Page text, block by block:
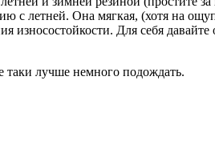
с летней. Она мягкая, (хотя на
износостойкости. Для себя
таки лучше немного подождать.